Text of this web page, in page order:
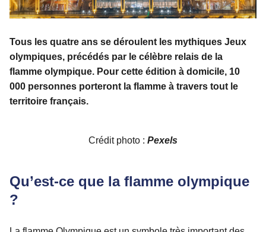
Tous les quatre ans se déroulent les mythiques Jeux
olympiques, précédés par le célèbre relais de la
flamme olympique. Pour cette édition à domicile, 10
000 personnes porteront la flamme à travers tout le
territoire français.
Crédit photo : Pexels
Qu’est-ce que la flamme olympique
?